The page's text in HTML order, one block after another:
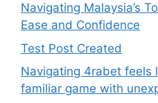
Navigating Malaysia’s
Ease and Confidence
Test Post Created
Navigating 4rabet feels
familiar game with